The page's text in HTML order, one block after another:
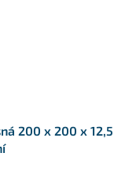
200 x 200 x 12,5